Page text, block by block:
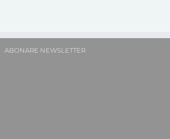
ABONARE NEWSLETTER